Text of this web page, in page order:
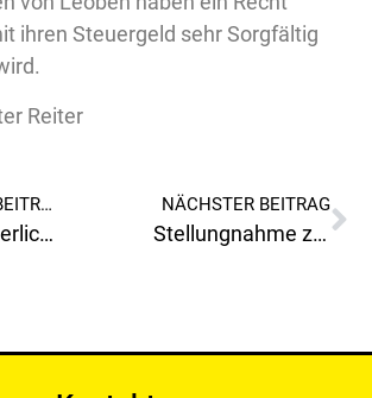
ihren Steuergeld sehr Sorgfältig
Reiter
VORHERIGER BEITRAG
Ein echt lächerlicher und peinlicher Auftritt von Herrn LAbg.Murgg(KPÖ) und seiner Lebensgefährtin, Frau Vizebürgermeister Leitenbauern(KPÖ), aus Trofaiach!
NÄCHSTER BEITRAG
Stellungnahme zu Projekt „72 Stunden ohne Kompromiss“ vom alten Gymnasium in Leoben